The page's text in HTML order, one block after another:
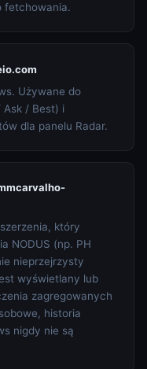
fetchowania.
Używane do
Ask / Best) i
dla panelu Radar.
który
NODUS (np. PH
nieprzejrzysty
wyświetlany lub
zagregowanych
historia
nigdy nie są